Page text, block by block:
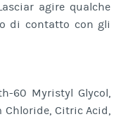
agire qualche
di contatto con gli
60 Myristyl Glycol,
Chloride, Citric Acid,